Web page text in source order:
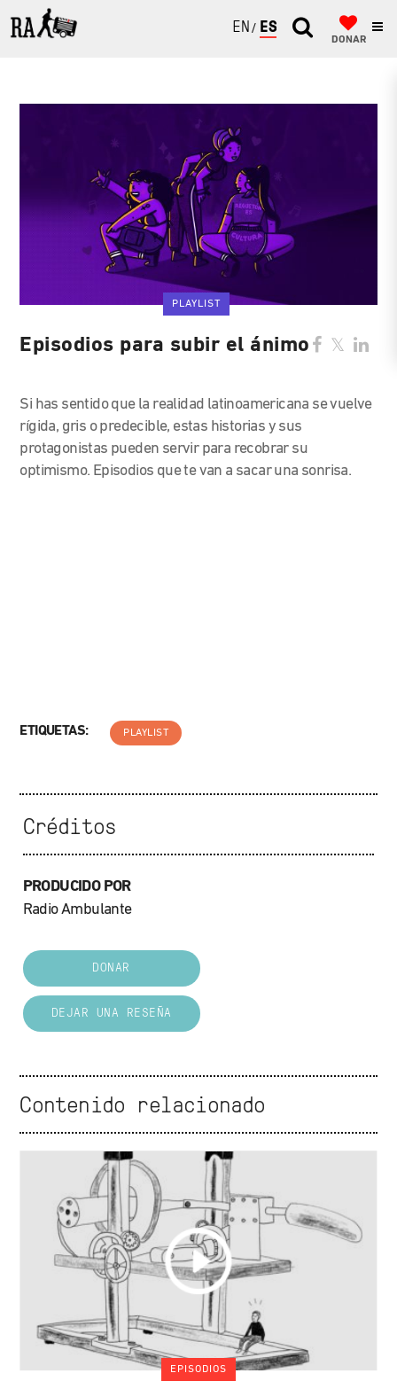
ENGLISH
ESPAÑOL
DONAR
PLAYLIST
Episodios para subir el ánimo
Si has sentido que la realidad latinoamericana se vuelve
rígida, gris o predecible, estas historias y sus
protagonistas pueden servir para recobrar su
optimismo. Episodios que te van a sacar una sonrisa.
ETIQUETAS: PLAYLIST
Créditos
PRODUCIDO POR
Radio Ambulante
DONAR
DEJAR UNA RESEÑA
Contenido relacionado
EPISODIOS